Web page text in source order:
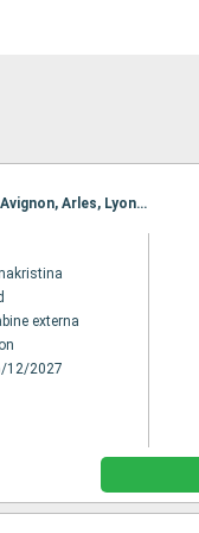
Itinerário : Lyon, Arles, Lyon, Arles, Lyon, Avignon, Viviers, Vienne, Tournon, Viviers, Vienne, Avignon, Arles, Lyon, Arles, Tarascon, Lyon, Villefranche, Arles, Avignon, Lyon
externa
12/2027